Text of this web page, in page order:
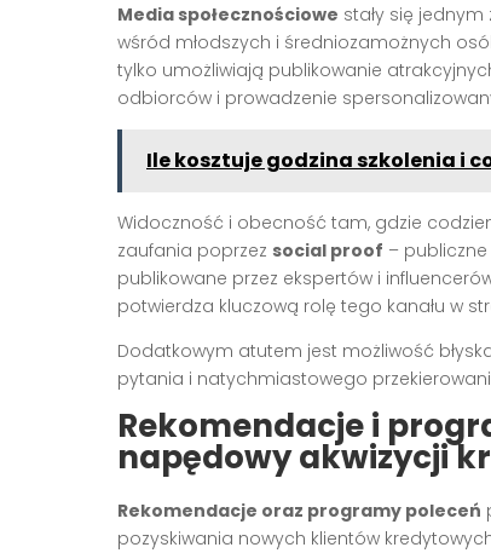
Media społecznościowe stały się
wśród młodszych i średniozamożnych
tylko umożliwiają publikowanie
odbiorców i prowadzenie
Ile kosztuje godzina szkolenia i
Widoczność i obecność tam, gdzie
zaufania poprzez social proof –
publikowane przez ekspertów i
potwierdza kluczową rolę tego kanału w
Dodatkowym atutem jest możliwość
pytania i natychmiastowego
Rekomendacje i
napędowy akwizycji
Rekomendacje oraz programy poleceń
pozyskiwania nowych klientów